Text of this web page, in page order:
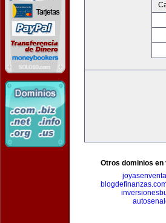
Otros dominios en